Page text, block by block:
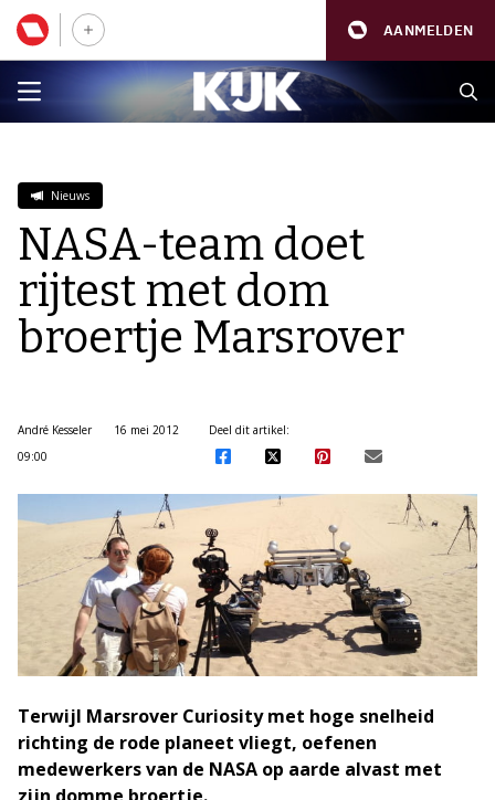
AANMELDEN
Nieuws
NASA-team doet
rijtest met dom
broertje Marsrover
André Kesseler
16 mei 2012
09:00
Deel dit artikel:
Terwijl Marsrover Curiosity met hoge snelheid
richting de rode planeet vliegt, oefenen
medewerkers van de NASA op aarde alvast met